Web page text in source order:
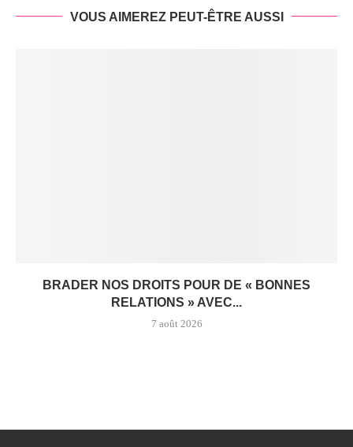
VOUS AIMEREZ PEUT-ÊTRE AUSSI
BRADER NOS DROITS POUR DE « BONNES
RELATIONS » AVEC...
7 août 2026